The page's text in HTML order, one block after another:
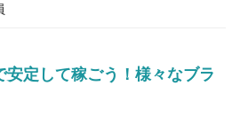
定して稼ごう！様々なブラ